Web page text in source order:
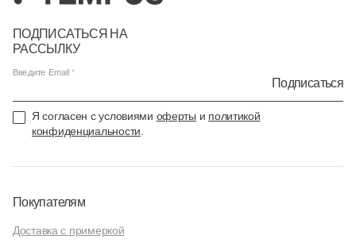
ПОДПИСАТЬСЯ НА
РАССЫЛКУ
Введите Email
Подписаться
Я согласен с условиями оферты и политикой
конфиденциальности
Покупателям
Доставка с примеркой